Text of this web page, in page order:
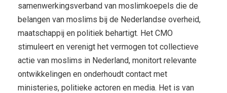
samenwerkingsverband van moslimkoepels die de
belangen van moslims bij de Nederlandse overheid,
maatschappij en politiek behartigt. Het CMO
stimuleert en verenigt het vermogen tot collectieve
actie van moslims in Nederland, monitort relevante
ontwikkelingen en onderhoudt contact met
ministeries, politieke actoren en media. Het is van